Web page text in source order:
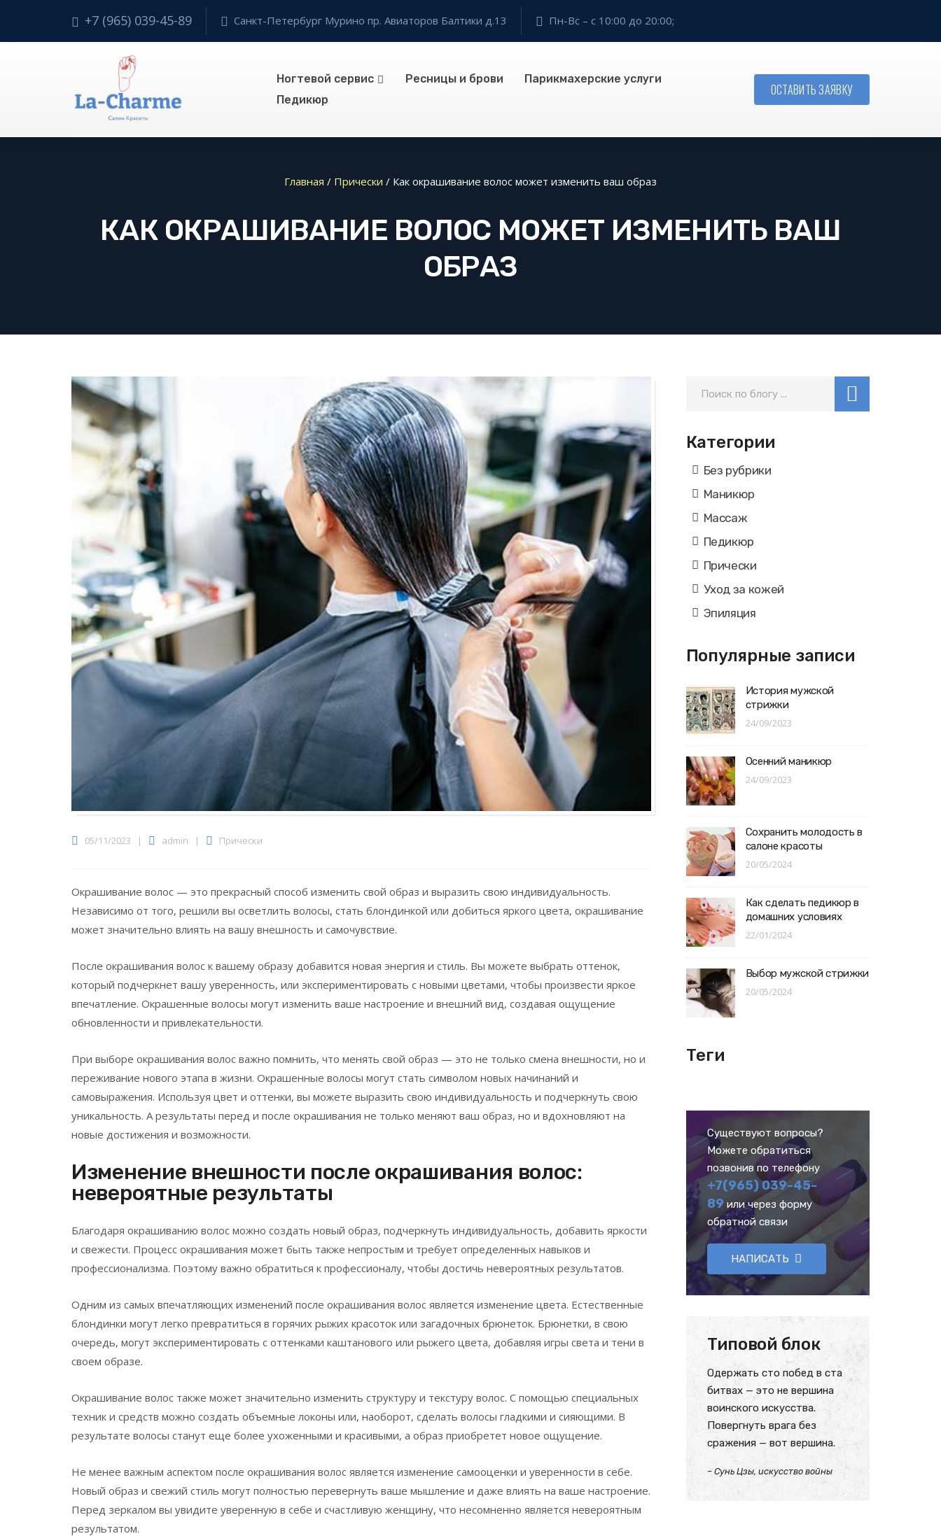
+7 (965) 039-45-89 Санкт-Петербург Мурино пр. Авиаторов Балтики д.13 Пн-Вс – с 10:00 до 20:00;
Ногтевой сервис Ресницы и брови
Парикмахерские услуги
Педикюр
ОСТАВИТЬ ЗАЯВКУ
Главная / Прически / Как окрашивание волос может изменить ваш образ
КАК ОКРАШИВАНИЕ ВОЛОС МОЖЕТ ИЗМЕНИТЬ ВАШ
ОБРАЗ
05/11/2023 | admin | Прически
Окрашивание волос — это прекрасный способ изменить свой образ и выразить свою индивидуальность.
Независимо от того, решили вы осветлить волосы, стать блондинкой или добиться яркого цвета, окрашивание
может значительно влиять на вашу внешность и самочувствие.
После окрашивания волос к вашему образу добавится новая энергия и стиль. Вы можете выбрать оттенок,
который подчеркнет вашу уверенность, или экспериментировать с новыми цветами, чтобы произвести яркое
впечатление. Окрашенные волосы могут изменить ваше настроение и внешний вид, создавая ощущение
обновленности и привлекательности.
При выборе окрашивания волос важно помнить, что менять свой образ — это не только смена внешности, но и
переживание нового этапа в жизни. Окрашенные волосы могут стать символом новых начинаний и
самовыражения. Используя цвет и оттенки, вы можете выразить свою индивидуальность и подчеркнуть свою
уникальность. А результаты перед и после окрашивания не только меняют ваш образ, но и вдохновляют на
новые достижения и возможности.
Изменение внешности после окрашивания волос:
невероятные результаты
Благодаря окрашиванию волос можно создать новый образ, подчеркнуть индивидуальность, добавить яркости
и свежести. Процесс окрашивания может быть также непростым и требует определенных навыков и
профессионализма. Поэтому важно обратиться к профессионалу, чтобы достичь невероятных результатов.
Одним из самых впечатляющих изменений после окрашивания волос является изменение цвета. Естественные
блондинки могут легко превратиться в горячих рыжих красоток или загадочных брюнеток. Брюнетки, в свою
очередь, могут экспериментировать с оттенками каштанового или рыжего цвета, добавляя игры света и тени в
своем образе.
Окрашивание волос также может значительно изменить структуру и текстуру волос. С помощью специальных
техник и средств можно создать объемные локоны или, наоборот, сделать волосы гладкими и сияющими. В
результате волосы станут еще более ухоженными и красивыми, а образ приобретет новое ощущение.
Не менее важным аспектом после окрашивания волос является изменение самооценки и уверенности в себе.
Новый образ и свежий стиль могут полностью перевернуть ваше мышление и даже влиять на ваше настроение.
Перед зеркалом вы увидите уверенную в себе и счастливую женщину, что несомненно является невероятным
результатом.
Категории
Без рубрики
Маникюр
Массаж
Педикюр
Прически
Уход за кожей
Эпиляция
Популярные записи
История мужской
стрижки
24/09/2023
Осенний маникюр
24/09/2023
Сохранить молодость в
салоне красоты
20/05/2024
Как сделать педикюр в
домашних условиях
22/01/2024
Выбор мужской стрижки
20/05/2024
Теги
Существуют вопросы?
Можете обратиться
позвонив по телефону
+7(965) 039-45-
89 или через форму
обратной связи
НАПИСАТЬ
Типовой блок
Одержать сто побед в ста
битвах — это не вершина
воинского искусства.
Повергнуть врага без
сражения — вот вершина.
– Сунь Цзы, искусство войны